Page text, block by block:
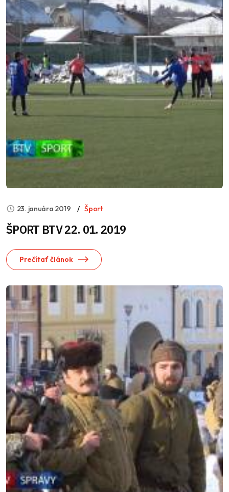
23. januára 2019 Šport
ŠPORT BTV 22. 01. 2019
Prečítať článok